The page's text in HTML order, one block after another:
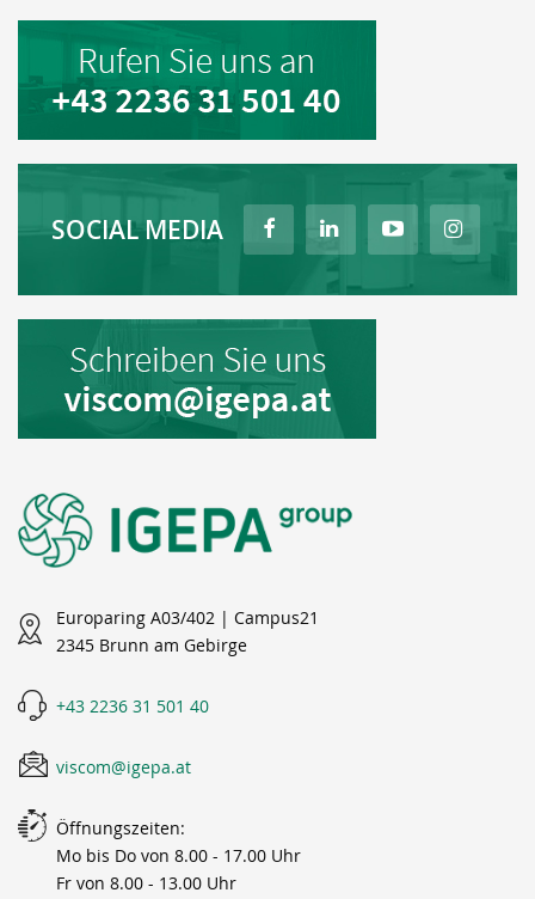
SOCIAL MEDIA
Europaring A03/402 | Campus21
2345 Brunn am Gebirge
+43 2236 31 501 40
viscom@igepa.at
Öffnungszeiten:
Mo bis Do von 8.00 - 17.00 Uhr
Fr von 8.00 - 13.00 Uhr